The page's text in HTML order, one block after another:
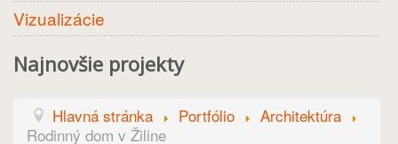
Vizualizácie
Najnovšie projekty
Hlavná stránka Portfólio
Architektúra
Rodinný dom v Žiline